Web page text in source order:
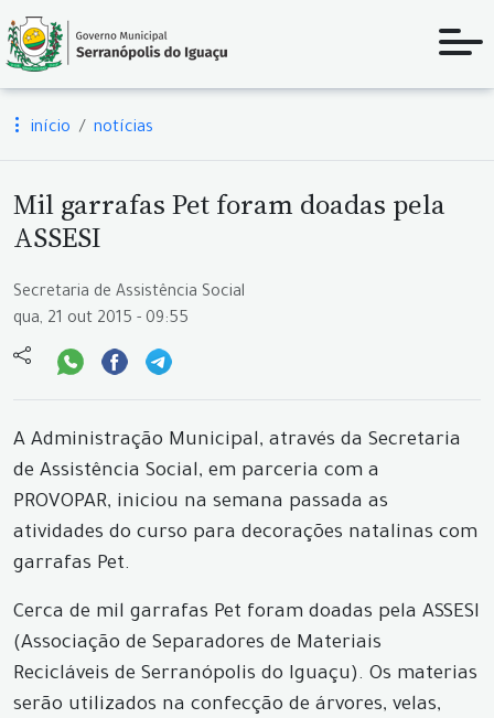
início notícias
Mil garrafas Pet foram doadas pela
ASSESI
Secretaria de Assistência Social
qua, 21 out 2015 - 09:55
A Administração Municipal, através da Secretaria
de Assistência Social, em parceria com a
PROVOPAR, iniciou na semana passada as
atividades do curso para decorações natalinas com
garrafas Pet.
Cerca de mil garrafas Pet foram doadas pela ASSESI
(Associação de Separadores de Materiais
Recicláveis de Serranópolis do Iguaçu). Os materias
serão utilizados na confecção de árvores, velas,